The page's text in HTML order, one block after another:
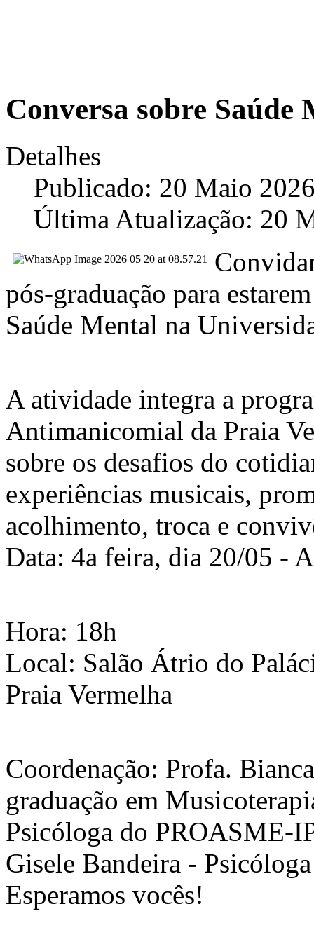
Conversa sobre
Detalhes
Publicado: 20 Maio
Última Atualização: 20
pós-graduação para
Saúde Mental na
A atividade integra a
Antimanicomial da Praia
sobre os desafios do
experiências musicais,
acolhimento, troca e
Data: 4a feira, dia 20/05 -
Hora: 18h
Local: Salão Átrio do
Praia Vermelha
Coordenação: Profa.
graduação em
Psicóloga do PROASME-
Gisele Bandeira -
Esperamos vocês!